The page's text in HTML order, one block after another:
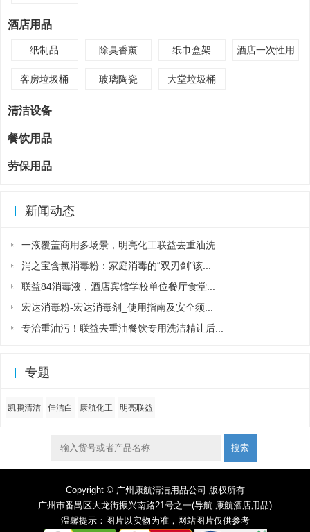
酒店用品
纸制品 除臭香薰 纸巾盒架
酒店一次性用
客房垃圾桶 玻璃陶瓷 大堂垃圾桶
清洁设备
餐饮用品
劳保用品
新闻动态
一液覆盖商用多场景，明亮化工联益去重油洗...
消之宝含氯消毒粉：家庭消毒的“双刃剑”该...
联益84消毒液，酒店宾馆学校单位餐厅食堂...
宏达消毒粉-宏达消毒剂_使用指南及安全须...
专治重油污！联益去重油餐饮专用洗洁精让后...
专题
凯鹏清洁 佳洁白 康航化工 明亮联益
搜索
Copyright © 广州康航清洁用品公司 版权所有
广州市番禺区大龙街振兴南路21号之一(导航:康航酒店用品)
温馨提示：图片以实物为准，网站图片仅供参考